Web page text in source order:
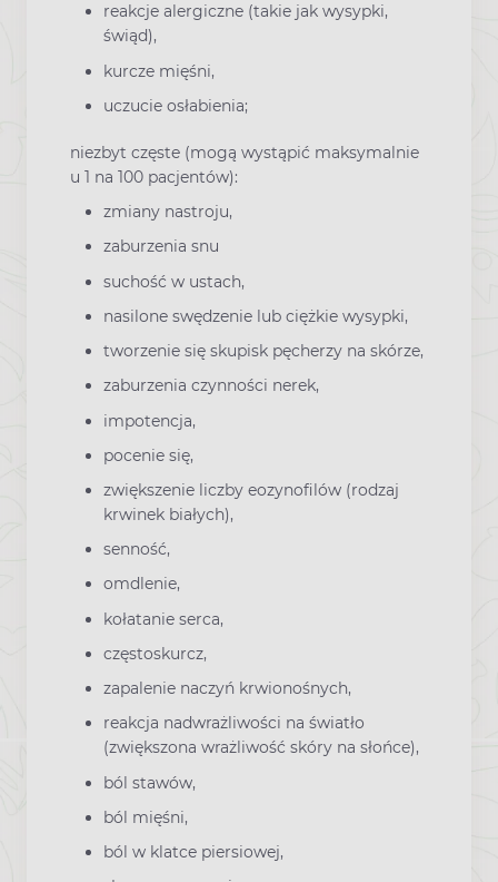
reakcje alergiczne (takie jak wysypki,
świąd),
kurcze mięśni,
uczucie osłabienia;
niezbyt częste (mogą wystąpić maksymalnie
u 1 na 100 pacjentów):
zmiany nastroju,
zaburzenia snu
suchość w ustach,
nasilone swędzenie lub ciężkie wysypki,
tworzenie się skupisk pęcherzy na skórze,
zaburzenia czynności nerek,
impotencja,
pocenie się,
zwiększenie liczby eozynofilów (rodzaj
krwinek białych),
senność,
omdlenie,
kołatanie serca,
częstoskurcz,
zapalenie naczyń krwionośnych,
reakcja nadwrażliwości na światło
(zwiększona wrażliwość skóry na słońce),
ból stawów,
ból mięśni,
ból w klatce piersiowej,